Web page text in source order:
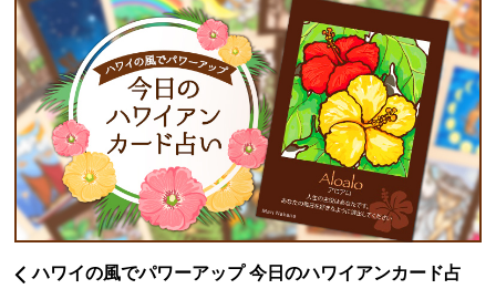
ハワイの風でパワーアップ 今日のハワイアンカード占